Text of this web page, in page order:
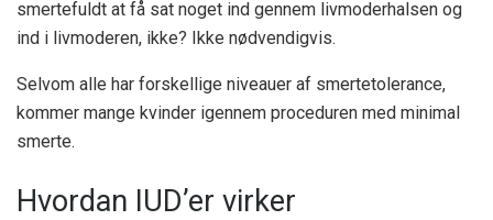
smertefuldt at få sat noget ind gennem livmoderhalsen og
ind i livmoderen, ikke? Ikke nødvendigvis.
Selvom alle har forskellige niveauer af smertetolerance,
kommer mange kvinder igennem proceduren med minimal
smerte.
Hvordan IUD’er virker